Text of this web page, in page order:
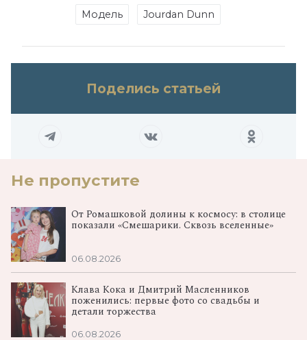
Модель Jourdan Dunn
Поделись статьей
Не пропустите
От Ромашковой долины к космосу: в столице
показали «Смешарики. Сквозь вселенные»
06.08.2026
Клава Кока и Дмитрий Масленников
поженились: первые фото со свадьбы и
детали торжества
06.08.2026